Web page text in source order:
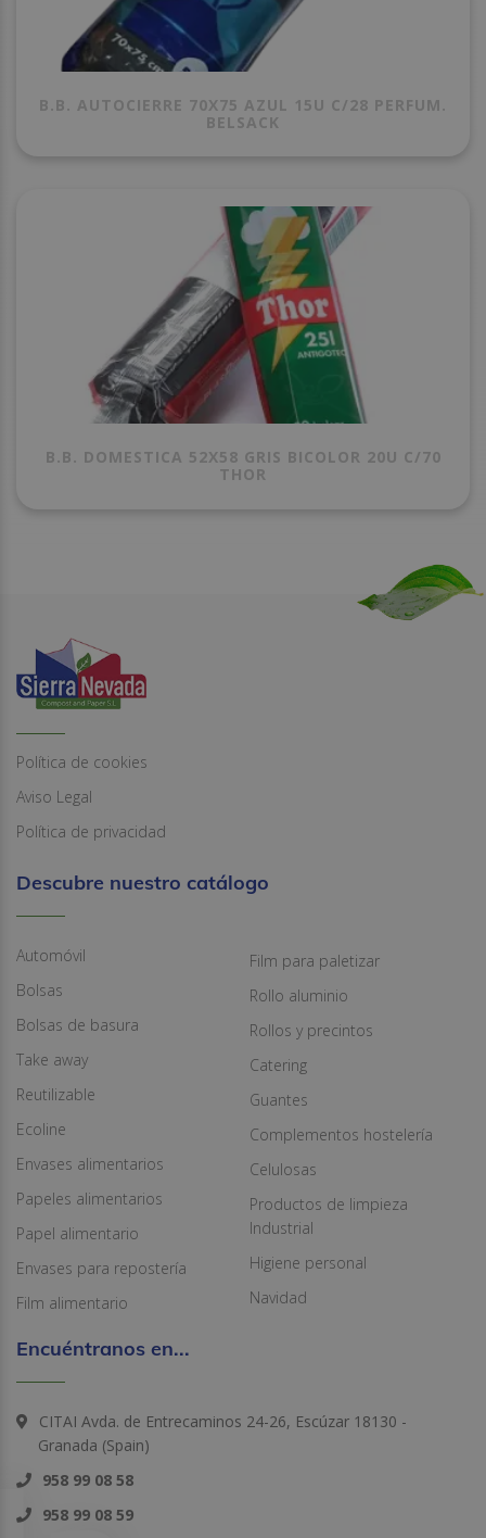
B.B. AUTOCIERRE 70X75 AZUL 15U C/28 PERFUM.
BELSACK
B.B. DOMESTICA 52X58 GRIS BICOLOR 20U C/70
THOR
Política de cookies
Aviso Legal
Política de privacidad
Descubre nuestro catálogo
Automóvil
Bolsas
Bolsas de basura
Take away
Reutilizable
Ecoline
Envases alimentarios
Papeles alimentarios
Papel alimentario
Envases para repostería
Film alimentario
Film para paletizar
Rollo aluminio
Rollos y precintos
Catering
Guantes
Complementos hostelería
Celulosas
Productos de limpieza
Industrial
Higiene personal
Navidad
Encuéntranos en...
CITAI Avda. de Entrecaminos 24-26, Escúzar 18130 -
Granada (Spain)
958 99 08 58
958 99 08 59